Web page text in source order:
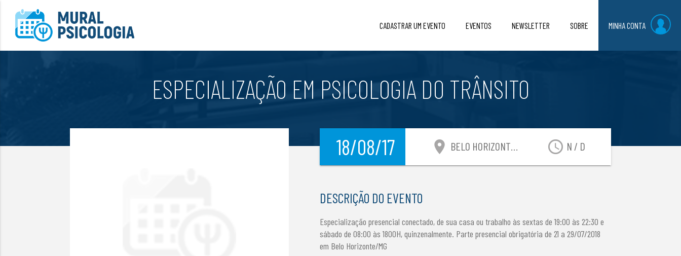
CADASTRAR UM EVENTO EVENTOS NEWSLETTER SOBRE MINHA CONTA
ESPECIALIZAÇÃO EM PSICOLOGIA DO TRÂNSITO
18/08/17 access_time N / D
location_on BELO HORIZONTE-MG
DESCRIÇÃO DO EVENTO
Especialização presencial conectado, de sua casa ou trabalho às sextas de 19:00 às 22:30 e
sábado de 08:00 às 1800H, quinzenalmente. Parte presencial obrigatória de 21 a 29/07/2018
em Belo Horizonte/MG